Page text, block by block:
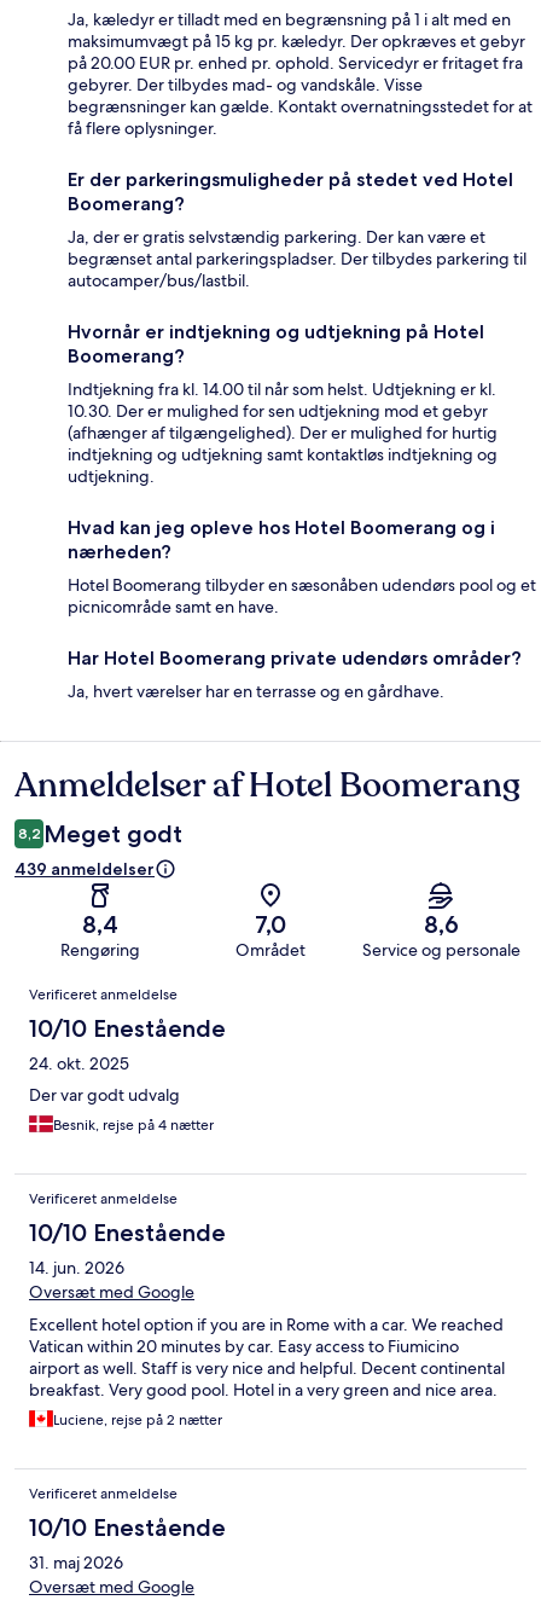
Ja, kæledyr er tilladt med en begrænsning på 1 i alt med en
maksimumvægt på 15 kg pr. kæledyr. Der opkræves et gebyr
på 20.00 EUR pr. enhed pr. ophold. Servicedyr er fritaget fra
gebyrer. Der tilbydes mad- og vandskåle. Visse
begrænsninger kan gælde. Kontakt overnatningsstedet for at
få flere oplysninger.
Er der parkeringsmuligheder på stedet ved Hotel
Boomerang?
Ja, der er gratis selvstændig parkering. Der kan være et
begrænset antal parkeringspladser. Der tilbydes parkering til
autocamper/bus/lastbil.
Hvornår er indtjekning og udtjekning på Hotel
Boomerang?
Indtjekning fra kl. 14.00 til når som helst. Udtjekning er kl.
10.30. Der er mulighed for sen udtjekning mod et gebyr
(afhænger af tilgængelighed). Der er mulighed for hurtig
indtjekning og udtjekning samt kontaktløs indtjekning og
udtjekning.
Hvad kan jeg opleve hos Hotel Boomerang og i
nærheden?
Hotel Boomerang tilbyder en sæsonåben udendørs pool og et
picnicområde samt en have.
Har Hotel Boomerang private udendørs områder?
Ja, hvert værelser har en terrasse og en gårdhave.
Anmeldelser
Anmeldelser af Hotel Boomerang
8,2 Meget godt
439 anmeldelser
8,4
Rengøring
7,0
Området
8,6
Service og personale
Anmeldelser
Verificeret anmeldelse
10/10 Enestående
24. okt. 2025
Der var godt udvalg
Besnik, rejse på 4 nætter
Verificeret anmeldelse
10/10 Enestående
14. jun. 2026
Oversæt med Google
Excellent hotel option if you are in Rome with a car. We reached
Vatican within 20 minutes by car. Easy access to Fiumicino
airport as well. Staff is very nice and helpful. Decent continental
breakfast. Very good pool. Hotel in a very green and nice area.
Luciene, rejse på 2 nætter
Verificeret anmeldelse
10/10 Enestående
31. maj 2026
Oversæt med Google